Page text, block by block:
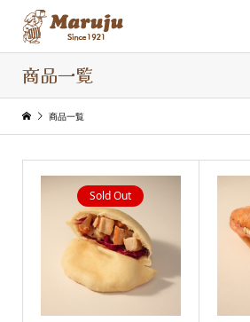
商品一覧
商品一覧
Sold Out